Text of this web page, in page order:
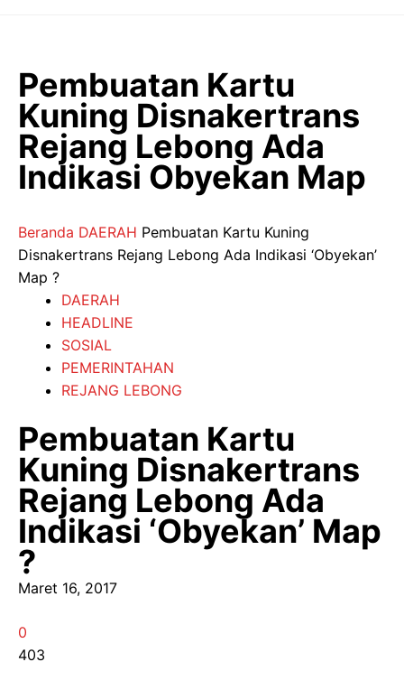
Pembuatan Kartu
Kuning Disnakertrans
Rejang Lebong Ada
Indikasi Obyekan Map
Beranda DAERAH Pembuatan Kartu Kuning
Disnakertrans Rejang Lebong Ada Indikasi ‘Obyekan’
Map ?
DAERAH
HEADLINE
SOSIAL
PEMERINTAHAN
REJANG LEBONG
Pembuatan Kartu
Kuning Disnakertrans
Rejang Lebong Ada
Indikasi ‘Obyekan’ Map
?
Maret 16, 2017
0
403